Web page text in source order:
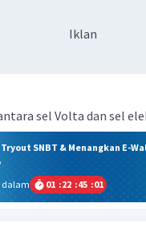
Iklan
sel Volta dan sel
SNBT & Menangkan E-
dalam
01 :22 :45 :01